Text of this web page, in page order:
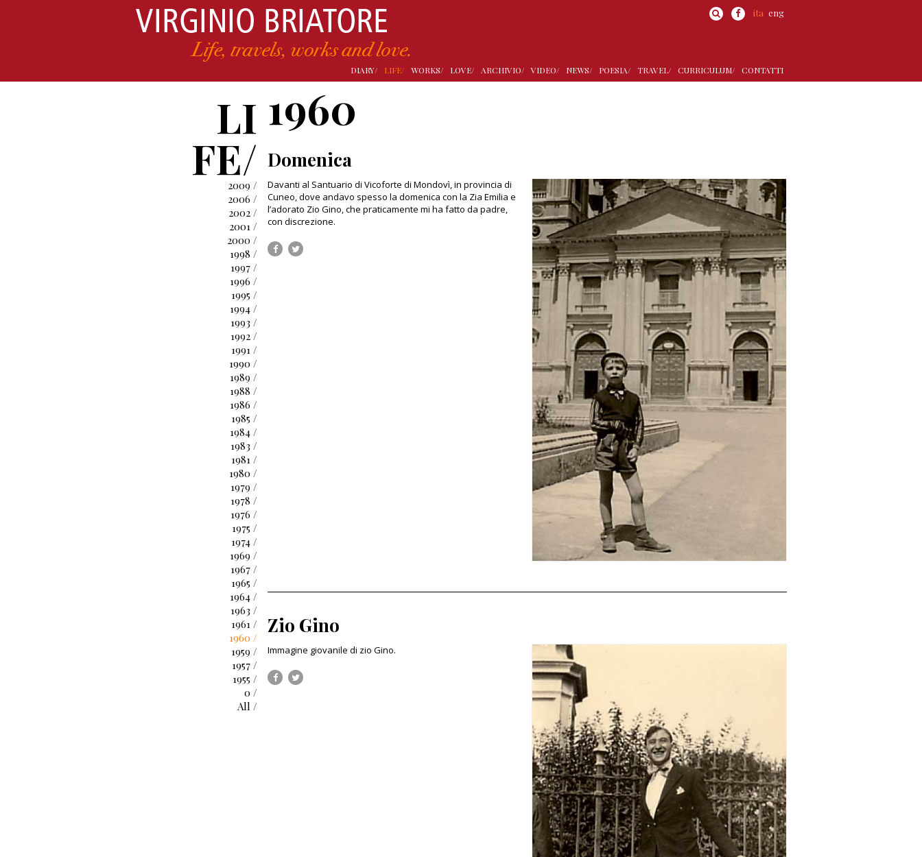
ita eng
DIARY/ LIFE/ WORKS/ LOVE/ ARCHIVIO/ VIDEO/ NEWS/ POESIA/ TRAVEL/ CURRICULUM/ CONTATTI
LI
FE/
2009 /
2006 /
2002 /
2001 /
2000 /
1998 /
1997 /
1996 /
1995 /
1994 /
1993 /
1992 /
1991 /
1990 /
1989 /
1988 /
1986 /
1985 /
1984 /
1983 /
1981 /
1980 /
1979 /
1978 /
1976 /
1975 /
1974 /
1969 /
1967 /
1965 /
1964 /
1963 /
1961 /
1960 /
1959 /
1957 /
1955 /
0 /
All /
1960
Domenica
Davanti al Santuario di Vicoforte di Mondovì, in provincia di
Cuneo, dove andavo spesso la domenica con la Zia Emilia e
l’adorato Zio Gino, che praticamente mi ha fatto da padre,
con discrezione.
Zio Gino
Immagine giovanile di zio Gino.